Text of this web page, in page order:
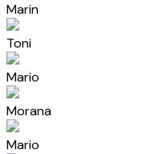
Marin
Toni
Mario
Morana
Mario